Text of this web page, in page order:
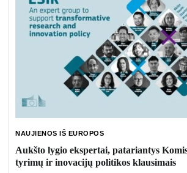
NAUJIENOS IŠ EUROPOS
Aukšto lygio ekspertai, patariantys
tyrimų ir inovacijų politikos klausimais